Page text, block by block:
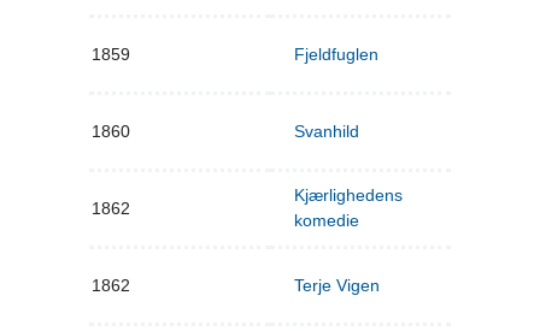
1859 Fjeldfuglen
1860 Svanhild
1862
Kjærlighedens
komedie
1862 Terje Vigen